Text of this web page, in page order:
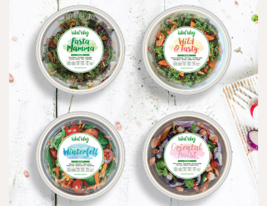
NATURAL AMERICAN SPIRIT
INSTORE DESIGN